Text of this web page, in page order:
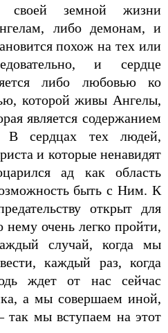
своей земной жизни
либо демонам, и
похож на тех или
и сердце
либо любовью ко
которой живы Ангелы,
является содержанием
сердцах тех людей,
и которые ненавидят
ад как область
быть с Ним. К
открыт для
очень легко пройти,
случай, когда мы
каждый раз, когда
ждет от нас сейчас
а мы совершаем иной,
так мы вступаем на этот